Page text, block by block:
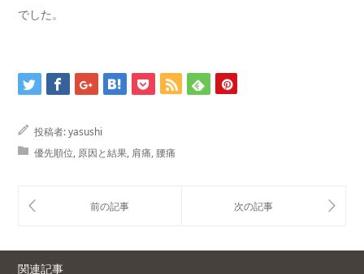
でした。
投稿者:yasushi
優先順位, 原因と結果, 肩痛, 腰痛
関連記事